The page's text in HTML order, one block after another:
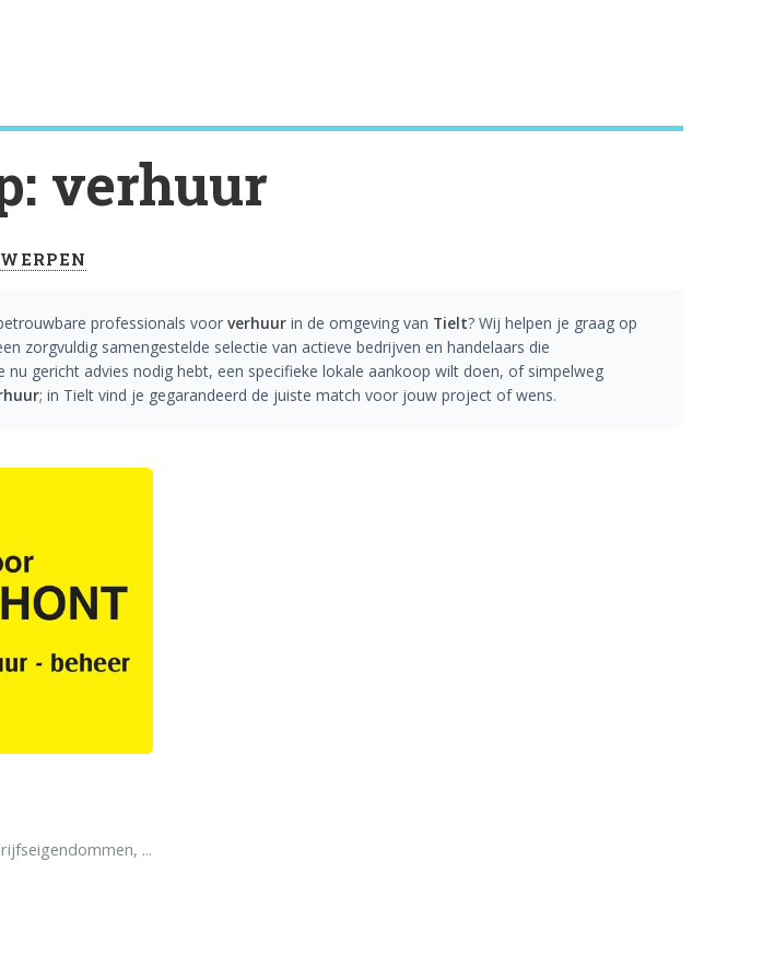
verhuur
professionals voorverhuur in de omgeving van Tielt? Wij helpen je graag op
zorgvuldig samengestelde selectie van actieve bedrijven en handelaars die
nu gericht advies nodig hebt, een specifieke lokale aankoop wilt doen, of simpelweg
; in Tielt vind je gegarandeerd de juiste match voor jouw project of wens.
...